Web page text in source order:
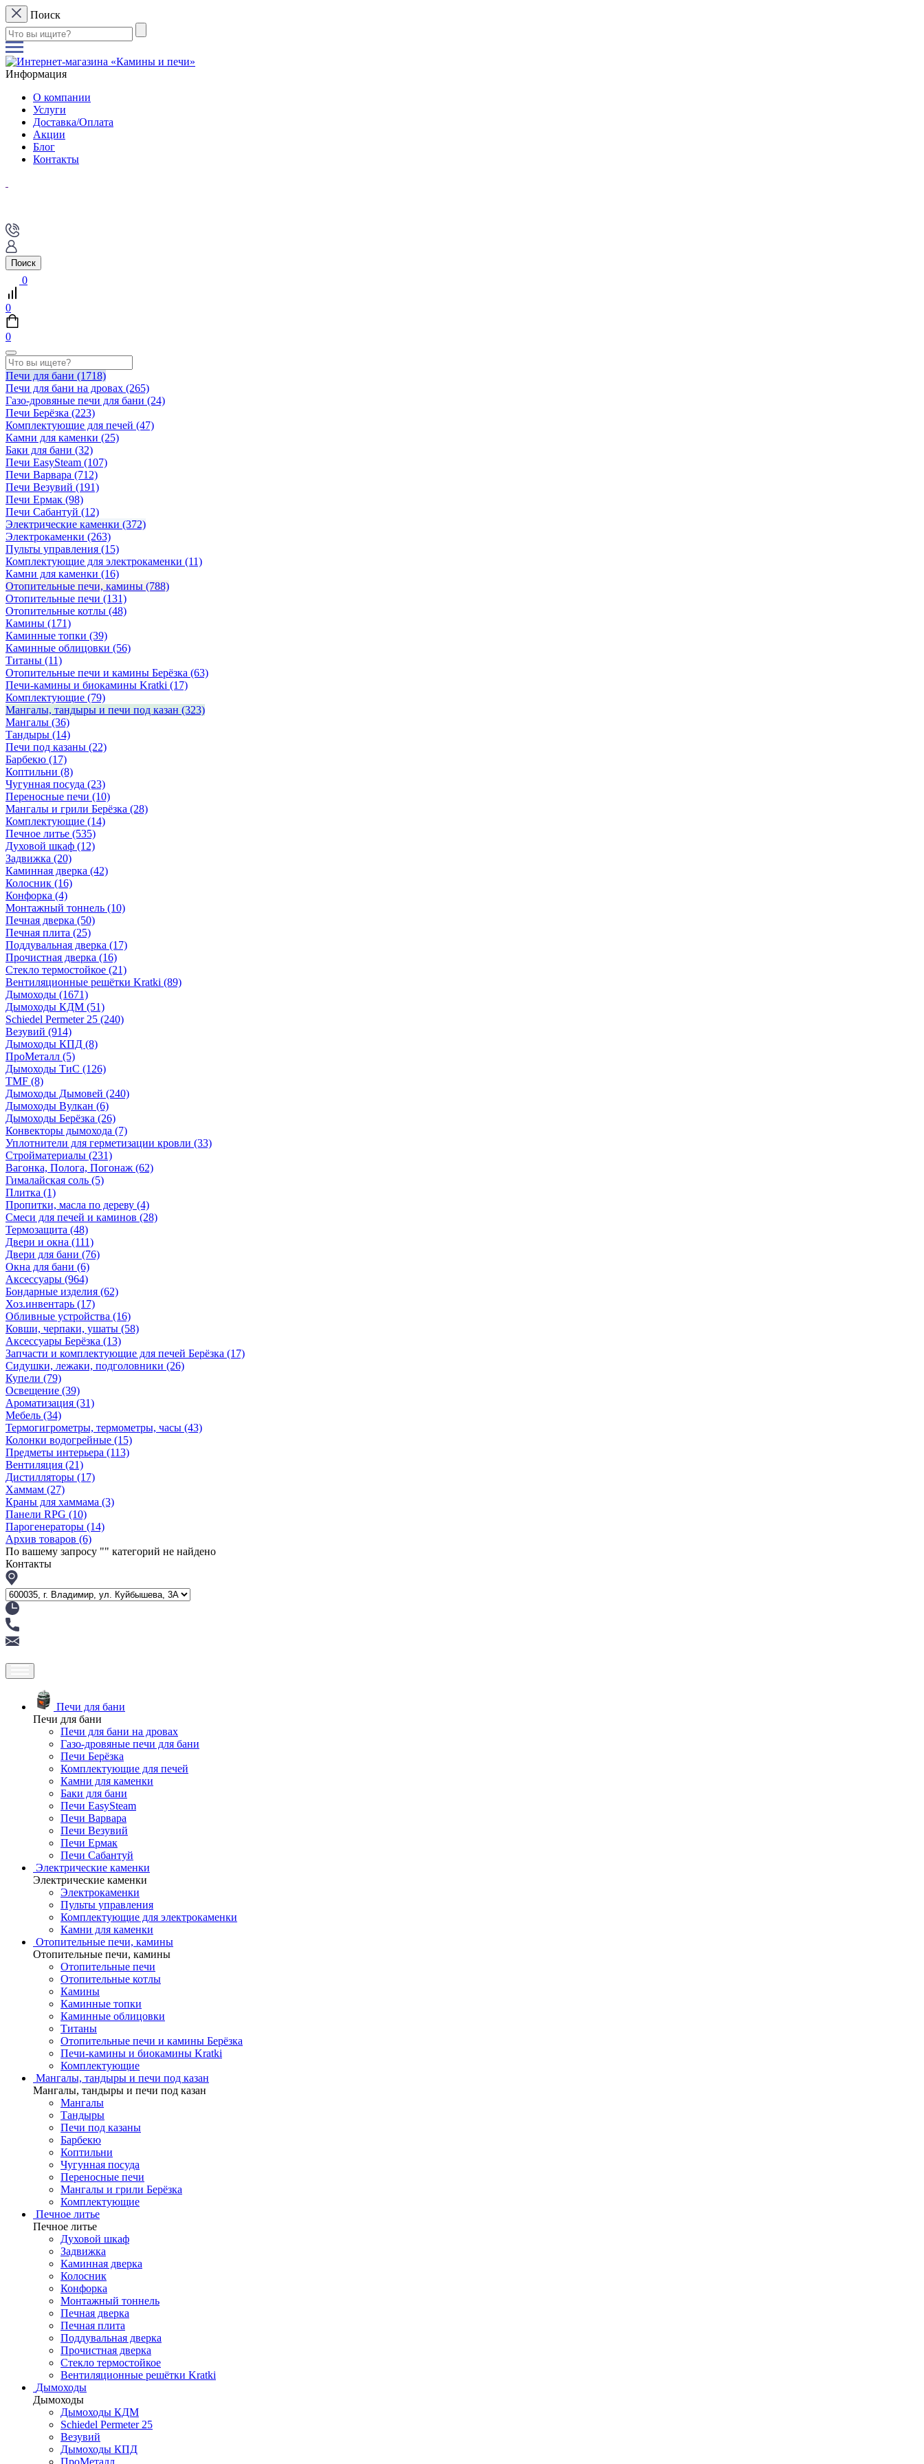
Поиск
Информация
О компании
Услуги
Доставка/Оплата
Акции
Блог
Контакты
Поиск
0
0
0
Печи для бани (1718)
Печи для бани на дровах (265)
Газо-дровяные печи для бани (24)
Печи Берёзка (223)
Комплектующие для печей (47)
Камни для каменки (25)
Баки для бани (32)
Печи EasySteam (107)
Печи Варвара (712)
Печи Везувий (191)
Печи Ермак (98)
Печи Сабантуй (12)
Электрические каменки (372)
Электрокаменки (263)
Пульты управления (15)
Комплектующие для электрокаменки (11)
Камни для каменки (16)
Отопительные печи, камины (788)
Отопительные печи (131)
Отопительные котлы (48)
Камины (171)
Каминные топки (39)
Каминные облицовки (56)
Титаны (11)
Отопительные печи и камины Берёзка (63)
Печи-камины и биокамины Kratki (17)
Комплектующие (79)
Мангалы, тандыры и печи под казан (323)
Мангалы (36)
Тандыры (14)
Печи под казаны (22)
Барбекю (17)
Коптильни (8)
Чугунная посуда (23)
Переносные печи (10)
Мангалы и грили Берёзка (28)
Комплектующие (14)
Печное литье (535)
Духовой шкаф (12)
Задвижка (20)
Каминная дверка (42)
Колосник (16)
Конфорка (4)
Монтажный тоннель (10)
Печная дверка (50)
Печная плита (25)
Поддувальная дверка (17)
Прочистная дверка (16)
Стекло термостойкое (21)
Вентиляционные решётки Kratki (89)
Дымоходы (1671)
Дымоходы КДМ (51)
Schiedel Permeter 25 (240)
Везувий (914)
Дымоходы КПД (8)
ПроМеталл (5)
Дымоходы ТиС (126)
TMF (8)
Дымоходы Дымовей (240)
Дымоходы Вулкан (6)
Дымоходы Берёзка (26)
Конвекторы дымохода (7)
Уплотнители для герметизации кровли (33)
Стройматериалы (231)
Вагонка, Полога, Погонаж (62)
Гималайская соль (5)
Плитка (1)
Пропитки, масла по дереву (4)
Смеси для печей и каминов (28)
Термозащита (48)
Двери и окна (111)
Двери для бани (76)
Окна для бани (6)
Аксессуары (964)
Бондарные изделия (62)
Хоз.инвентарь (17)
Обливные устройства (16)
Ковши, черпаки, ушаты (58)
Аксессуары Берёзка (13)
Запчасти и комплектующие для печей Берёзка (17)
Сидушки, лежаки, подголовники (26)
Купели (79)
Освещение (39)
Ароматизация (31)
Мебель (34)
Термогигрометры, термометры, часы (43)
Колонки водогрейные (15)
Предметы интерьера (113)
Вентиляция (21)
Дистилляторы (17)
Хаммам (27)
Краны для хаммама (3)
Панели RPG (10)
Парогенераторы (14)
Архив товаров (6)
По вашему запросу "" категорий не найдено
Контакты
Печи для бани
Печи для бани
Печи для бани на дровах
Газо-дровяные печи для бани
Печи Берёзка
Комплектующие для печей
Камни для каменки
Баки для бани
Печи EasySteam
Печи Варвара
Печи Везувий
Печи Ермак
Печи Сабантуй
Электрические каменки
Электрические каменки
Электрокаменки
Пульты управления
Комплектующие для электрокаменки
Камни для каменки
Отопительные печи, камины
Отопительные печи, камины
Отопительные печи
Отопительные котлы
Камины
Каминные топки
Каминные облицовки
Титаны
Отопительные печи и камины Берёзка
Печи-камины и биокамины Kratki
Комплектующие
Мангалы, тандыры и печи под казан
Мангалы, тандыры и печи под казан
Мангалы
Тандыры
Печи под казаны
Барбекю
Коптильни
Чугунная посуда
Переносные печи
Мангалы и грили Берёзка
Комплектующие
Печное литье
Печное литье
Духовой шкаф
Задвижка
Каминная дверка
Колосник
Конфорка
Монтажный тоннель
Печная дверка
Печная плита
Поддувальная дверка
Прочистная дверка
Стекло термостойкое
Вентиляционные решётки Kratki
Дымоходы
Дымоходы
Дымоходы КДМ
Schiedel Permeter 25
Везувий
Дымоходы КПД
ПроМеталл